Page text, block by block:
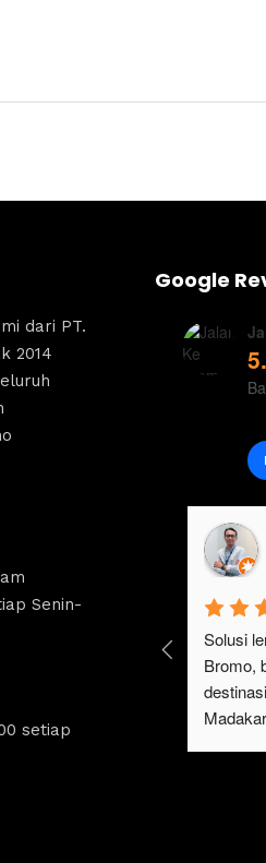
dari PT.
2014
Senin-
setiap
Google
tour bromo
sangat
Solusi
Bromo,